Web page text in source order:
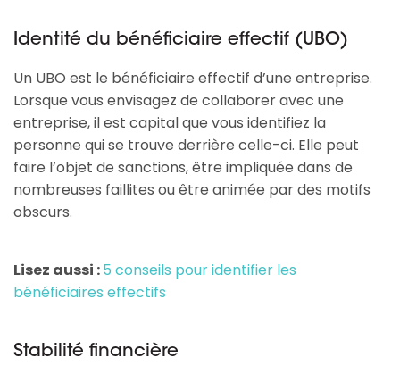
Identité du bénéficiaire effectif (UBO)
Un UBO est le bénéficiaire effectif d’une entreprise.
Lorsque vous envisagez de collaborer avec une
entreprise, il est capital que vous identifiez la
personne qui se trouve derrière celle-ci. Elle peut
faire l’objet de sanctions, être impliquée dans de
nombreuses faillites ou être animée par des motifs
obscurs.
Lisez aussi :5 conseils pour identifier les
bénéficiaires effectifs
Stabilité financière